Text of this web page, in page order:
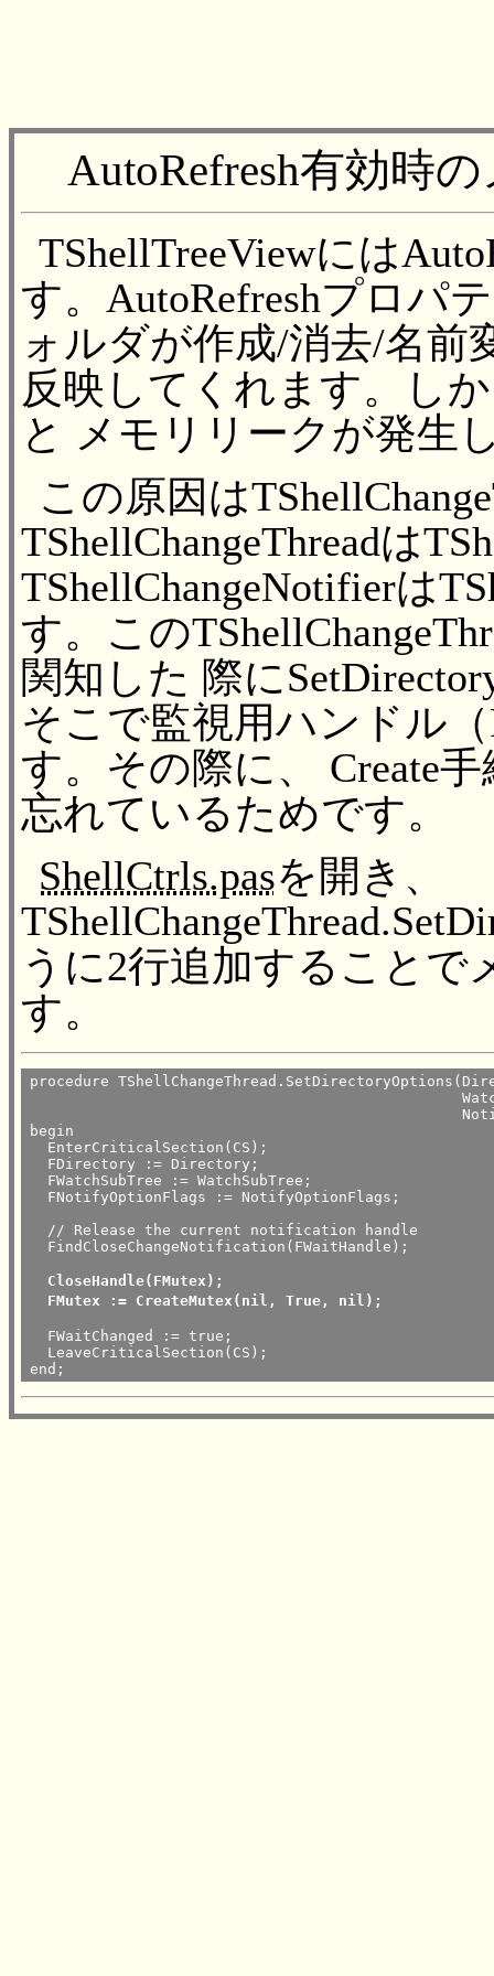
AutoRefresh有効時
TShellTreeViewには
す。AutoRefreshプロパ
ォルダが作成/消去/名前
反映してくれます。し
と メモリリークが発生
この原因は
TShellChangeThreadは
TShellChangeNotifierは
す。この
関知した 際に
そこで監視用ハンドル
す。その際に、 Create
忘れているためです。
ShellCtrls.pasを開き、
うに2行追加することで
す。
procedure
begin
  EnterCriticalSection(CS);
  FDirectory := Directory;
  FWatchSubTree := WatchSubTree;
  FNotifyOptionFlags := NotifyOptionFlags;
  // Release the current notification handle
  FindCloseChangeNotification(FWaitHandle);
CloseHandle(FMutex);
FMutex := CreateMutex(nil, True, nil);
  FWaitChanged := true;
  LeaveCriticalSection(CS);
end;